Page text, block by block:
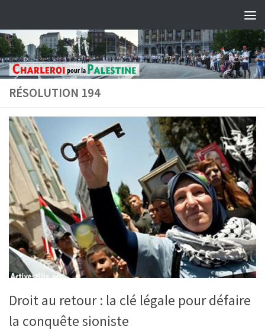
RÉSOLUTION 194
Droit au retour : la clé légale pour défaire
la conquête sioniste